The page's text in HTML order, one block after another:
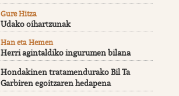
Gure Hitza
Udako oihartzunak
Han eta Hemen
Herri agintaldiko ingurumen bilana
Hondakinen tratamendurako Bil Ta
Garbiren egoitzaren hedapena